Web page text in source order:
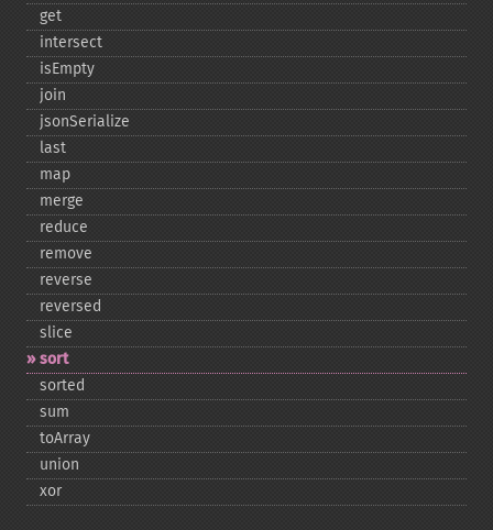
get
intersect
isEmpty
join
jsonSerialize
last
map
merge
reduce
remove
reverse
reversed
slice
sort
sorted
sum
toArray
union
xor